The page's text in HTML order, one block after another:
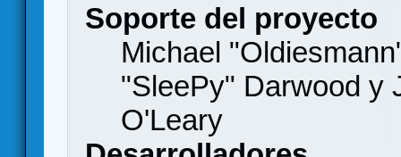
Soporte del proyecto
Michael
"SleePy" Darwood y
O'Leary